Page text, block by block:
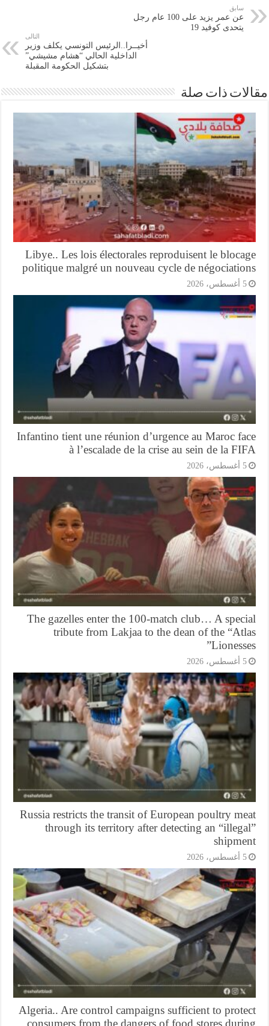
عن عمر يزيد على 100 عام رجل
يتحدى كوفيد 19
أخيــرا..الرئيس التونسي يكلف وزير
الداخلية الحالي “هشام مشيشي”
بتشكيل الحكومة المقبلة
ذات صلة
Libye.. Les lois électorales reproduisent le
politique malgré un nouveau cycle de
Infantino tient une réunion d’urgence au Maroc
à l’escalade de la crise au sein de la
The gazelles enter the 100-match club… A
tribute from Lakjaa to the dean of the
Russia restricts the transit of European poultry
through its territory after detecting an
Algeria.. Are control campaigns sufficient to
consumers from the dangers of food stores